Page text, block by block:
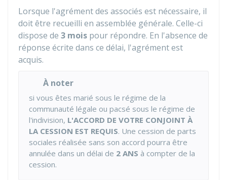
Lorsque l'agrément des associés est nécessaire, il
doit être recueilli en assemblée générale. Celle-ci
dispose de 3 mois pour répondre. En l'absence de
réponse écrite dans ce délai, l'agrément est
acquis.
À noter
si vous êtes marié sous le régime de la
communauté légale ou pacsé sous le régime de
l'indivision, L'ACCORD DE VOTRE CONJOINT À
LA CESSION EST REQUIS. Une cession de parts
sociales réalisée sans son accord pourra être
annulée dans un délai de 2 ANS à compter de la
cession.